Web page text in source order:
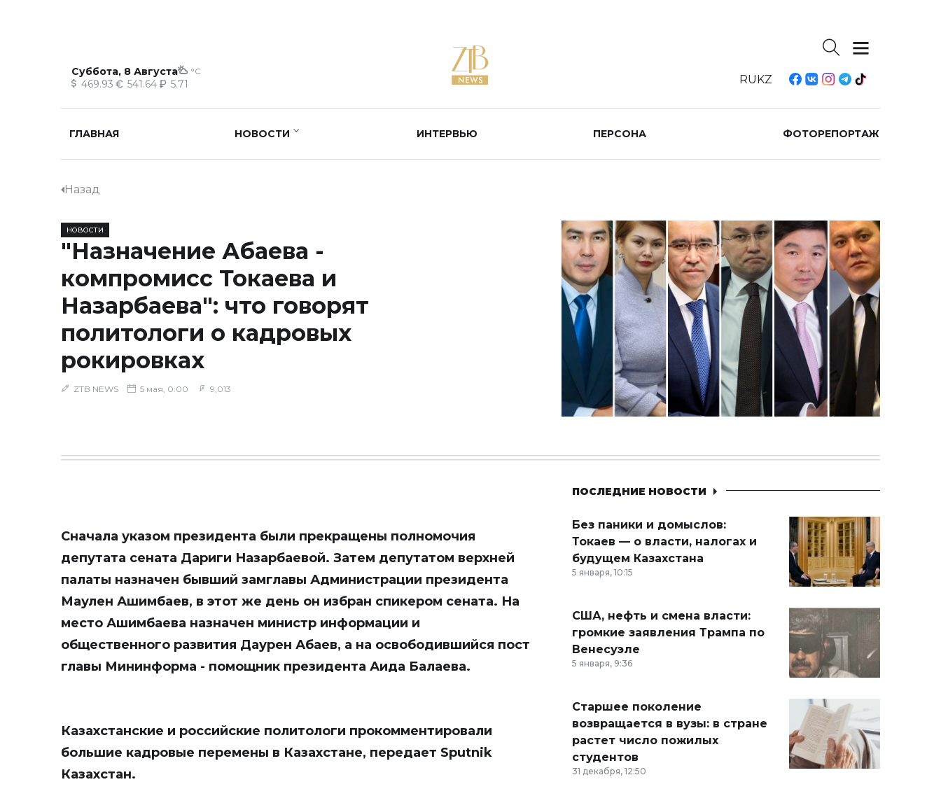
Суббота, 8 Августа °C
469.93 541.64 5.71 RUKZ
ГЛАВНАЯ НОВОСТИ ИНТЕРВЬЮ ПЕРСОНА ФОТОРЕПОРТАЖ
Назад
НОВОСТИ
"Назначение Абаева -
компромисс Токаева и
Назарбаева": что говорят
политологи о кадровых
рокировках
ZTB NEWS 5 мая, 0:00 9,013
Сначала указом президента были прекращены полномочия
депутата сената Дариги Назарбаевой. Затем депутатом верхней
палаты назначен бывший замглавы Администрации президента
Маулен Ашимбаев, в этот же день он избран спикером сената. На
место Ашимбаева назначен министр информации и
общественного развития Даурен Абаев, а на освободившийся пост
главы Мининформа - помощник президента Аида Балаева.
Казахстанские и российские политологи прокомментировали
большие кадровые перемены в Казахстане, передает Sputnik
Казахстан.
ПОСЛЕДНИЕ НОВОСТИ
Без паники и домыслов:
Токаев — о власти, налогах и
будущем Казахстана
5 января, 10:15
США, нефть и смена власти:
громкие заявления Трампа по
Венесуэле
5 января, 9:36
Старшее поколение
возвращается в вузы: в стране
растет число пожилых
студентов
31 декабря, 12:50